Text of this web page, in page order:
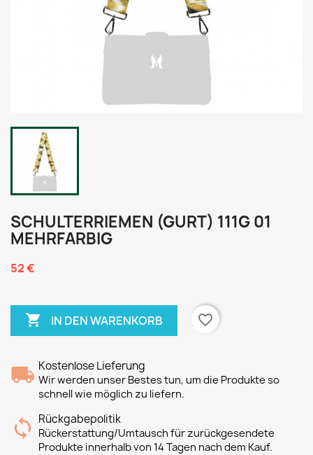
SCHULTERRIEMEN (GURT) 111G 01
MEHRFARBIG
52 €
 IN DEN WARENKORB favorite_border
Kostenlose Lieferung
Wir werden unser Bestes tun, um die Produkte so
schnell wie möglich zu liefern.
Rückgabepolitik
Rückerstattung/Umtausch für zurückgesendete
Produkte innerhalb von 14 Tagen nach dem Kauf.